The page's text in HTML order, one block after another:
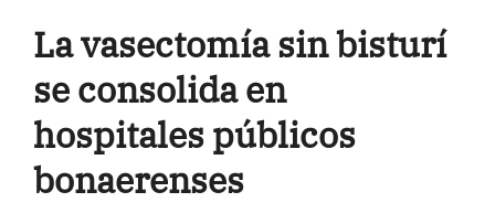
La vasectomía sin bisturí
se consolida en
hospitales públicos
bonaerenses